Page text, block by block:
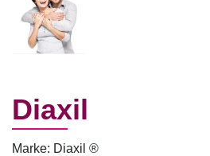
Diaxil
Marke: Diaxil ®